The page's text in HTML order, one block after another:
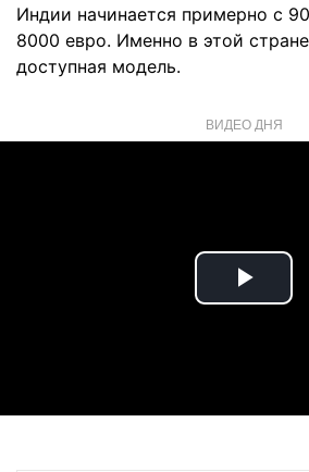
Индии начинается примерно с
8000 евро. Именно в этой
доступная модель.
ВИДЕО ДНЯ
Play